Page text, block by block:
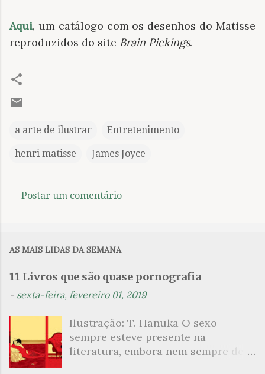
Aqui, um catálogo com os desenhos do Matisse
reproduzidos do site Brain Pickings.
a arte de ilustrar Entretenimento
henri matisse James Joyce
n
t
i
o
Postar um comentário
AS MAIS LIDAS DA SEMANA
11 Livros que são quase pornografia
- sexta-feira, fevereiro 01, 2019
Ilustração: T. Hanuka O sexo
sempre esteve presente na
literatura, embora nem sempre de